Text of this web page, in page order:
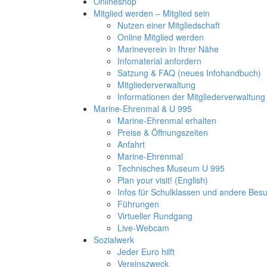
Mitglied werden – Mitglied sein
Nutzen einer Mitgliedschaft
Online Mitglied werden
Marineverein in Ihrer Nähe
Infomaterial anfordern
Satzung & FAQ (neues Infohandbuch)
Mitgliederverwaltung
Informationen der Mitgliederverwaltung
Marine-Ehrenmal & U 995
Marine-Ehrenmal erhalten
Preise & Öffnungszeiten
Anfahrt
Marine-Ehrenmal
Technisches Museum U 995
Plan your visit! (English)
Infos für Schulklassen und andere
Führungen
Virtueller Rundgang
Live-Webcam
Sozialwerk
Jeder Euro hilft
Vereinszweck